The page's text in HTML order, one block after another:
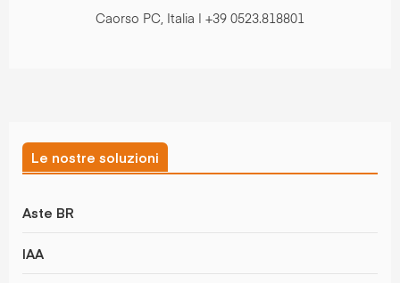
Caorso PC, Italia | +39 0523.818801
Le nostre soluzioni
Aste BR
IAA